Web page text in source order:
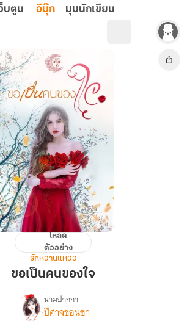
บตูน อีบุ๊ก มุมนักเขียน
โหลด
ตัวอย่าง
รักหวานแหวว
ขอเป็นคนของใจ
เรื่อง
นามปากกา
ปีศาจชอนซา